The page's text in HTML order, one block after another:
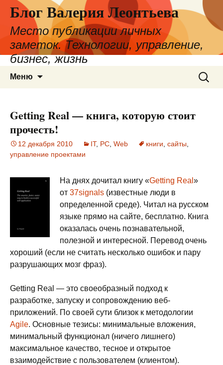
Блог Валерия Леонтьева
Место публикации личных
заметок. Технологии, управление,
бизнес, жизнь
Меню
Найти:
Getting Real — книга, которую стоит
прочесть!
12 декабря 2010 IT, PC Web книги сайты
управление проектами
На днях дочитал книгу «Getting Real »
от 37signals (известные люди в
определенной среде). Читал на русском
языке прямо на сайте, бесплатно. Книга
оказалась очень познавательной,
полезной и интересной. Перевод очень
хороший (если не считать несколько ошибок и пару
разрушающих мозг фраз).
Getting Real — это своеобразный подход к
разработке, запуску и сопровождению веб-
приложений. По своей сути близок к методологии
Agile. Основные тезисы: минимальные вложения,
минимальный функционал (ничего лишнего)
максимальное качество, тесное и открытое
взаимодействие с пользователем (клиентом).